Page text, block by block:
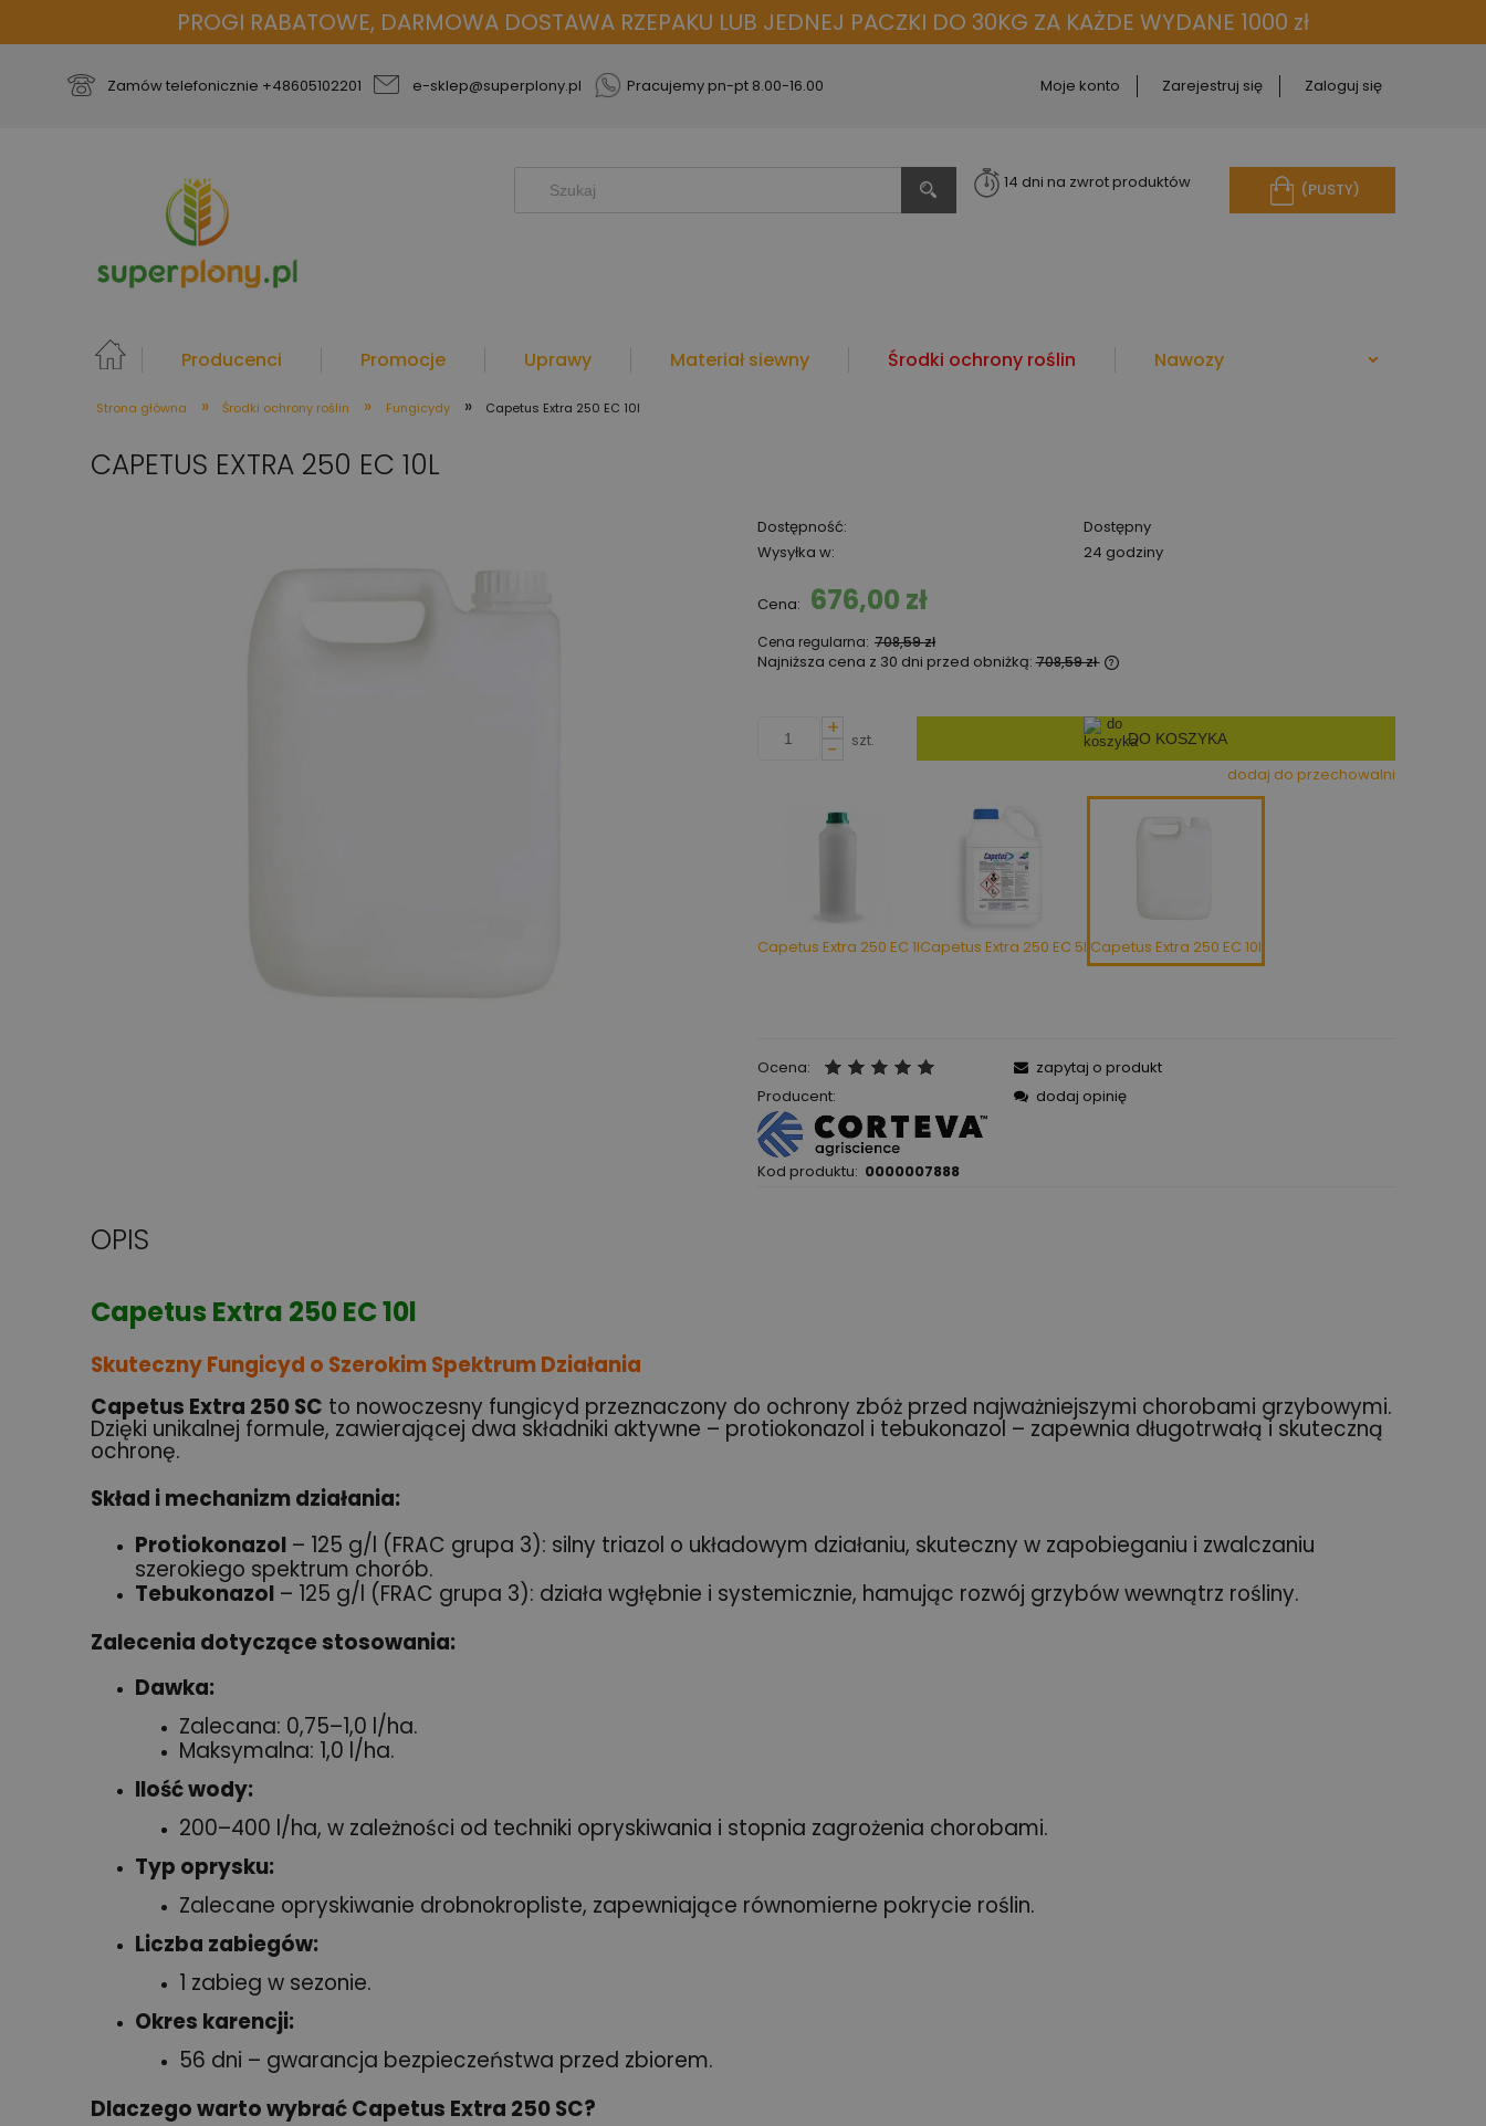
PROGI RABATOWE, DARMOWA DOSTAWA RZEPAKU LUB JEDNEJ PACZKI DO 30KG ZA KAŻDE WYDANE 1000 zł
Zamów telefonicznie +48605102201 e-sklep@superplony.pl Pracujemy pn-pt 8.00-16.00 Moje konto Zarejestruj się Zaloguj się
(PUSTY)
14 dni na zwrot produktów
Producenci Promocje Uprawy Materiał siewny Środki ochrony roślin Nawozy
więcej
Strona główna » Środki ochrony roślin » Fungicydy » Capetus Extra 250 EC 10l
CAPETUS EXTRA 250 EC 10L
Dostępność:
Dostępny
Wysyłka w:
24 godziny
Cena: 676,00 zł
Cena regularna: 708,59 zł
Najniższa cena z 30 dni przed obniżką:708,59 zł
Jeżeli produkt jest sprzedawany krócej
niż 30 dni, wyświetlana jest najniższa
cena od momentu, kiedy produkt
Capetus Extra 250 EC 1lCapetus Extra 250 EC 5l Capetus Extra 250 EC 10l
+
-
szt. DO KOSZYKA
dodaj do przechowalni
Ocena:
Producent:
Kod produktu: 0000007888
zapytaj o produkt
dodaj opinię
OPIS
Capetus Extra 250 EC 10l
Skuteczny Fungicyd o Szerokim Spektrum Działania
Capetus Extra 250 SC to nowoczesny fungicyd przeznaczony do ochrony zbóż przed najważniejszymi chorobami grzybowymi.
Dzięki unikalnej formule, zawierającej dwa składniki aktywne – protiokonazol i tebukonazol – zapewnia długotrwałą i skuteczną
ochronę.
Skład i mechanizm działania:
Protiokonazol – 125 g/l (FRAC grupa 3): silny triazol o układowym działaniu, skuteczny w zapobieganiu i zwalczaniu
szerokiego spektrum chorób.
Tebukonazol – 125 g/l (FRAC grupa 3): działa wgłębnie i systemicznie, hamując rozwój grzybów wewnątrz rośliny.
Zalecenia dotyczące stosowania:
Dawka:
Zalecana: 0,75–1,0 l/ha.
Maksymalna: 1,0 l/ha.
Ilość wody:
200–400 l/ha, w zależności od techniki opryskiwania i stopnia zagrożenia chorobami.
Typ oprysku:
Zalecane opryskiwanie drobnokropliste, zapewniające równomierne pokrycie roślin.
Liczba zabiegów:
1 zabieg w sezonie.
Okres karencji:
56 dni – gwarancja bezpieczeństwa przed zbiorem.
Dlaczego warto wybrać Capetus Extra 250 SC?